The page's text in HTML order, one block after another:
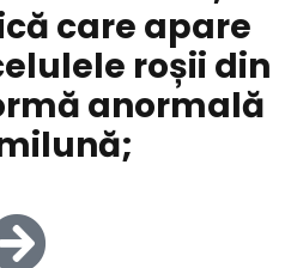
care apare
roșii din
anormală